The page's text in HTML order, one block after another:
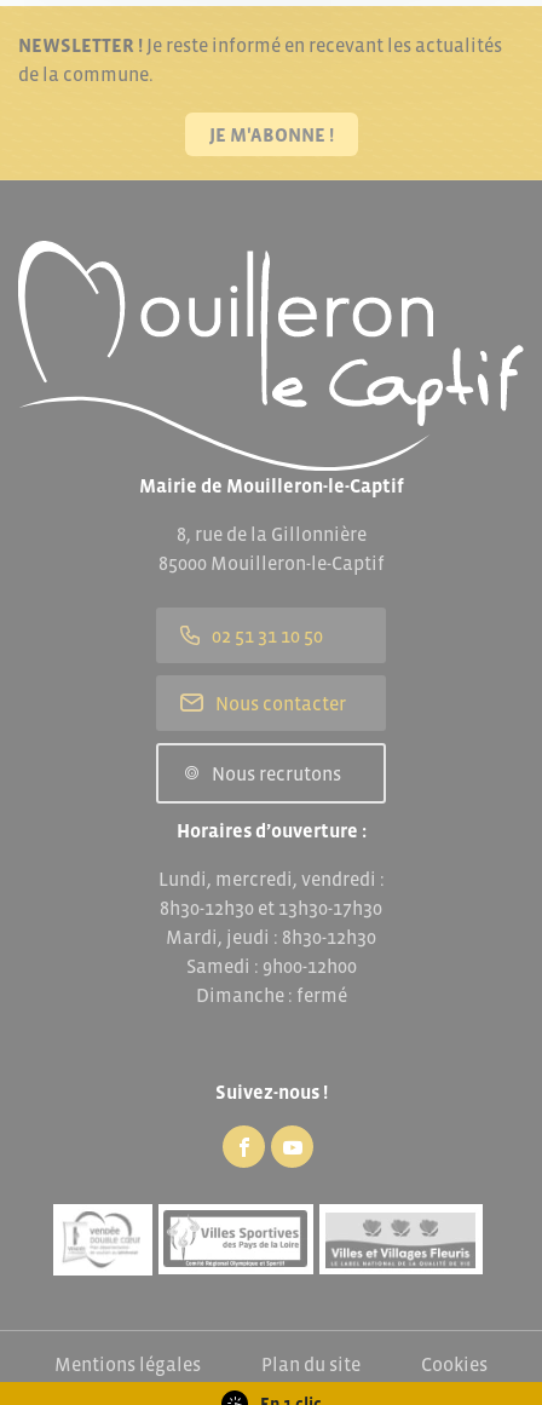
NEWSLETTER ! Je reste informé en recevant les actualités
de la commune.
JE M'ABONNE !
Mairie de Mouilleron-le-Captif
8, rue de la Gillonnière
85000 Mouilleron-le-Captif
02 51 31 10 50
Nous contacter
Nous recrutons
Horaires d’ouverture :
Lundi, mercredi, vendredi :
8h30-12h30 et 13h30-17h30
Mardi, jeudi : 8h30-12h30
Samedi : 9h00-12h00
Dimanche : fermé
Suivez-nous !
Mentions légales Plan du site
Cookies
Exercez vos droits